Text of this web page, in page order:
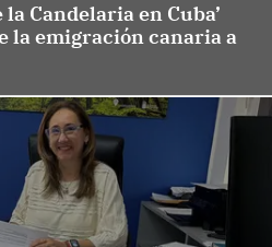
Candelaria en Cuba’
la emigración canaria a